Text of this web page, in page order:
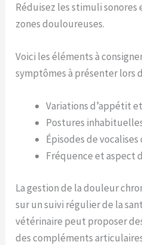
Réduisez les stimuli
zones douloureuses.
Voici les éléments à
symptômes à présenter lors
Variations d’appétit
Postures
Épisodes de vocalises
Fréquence et aspect
La gestion de la douleur
sur un suivi régulier de la
vétérinaire peut proposer
des compléments